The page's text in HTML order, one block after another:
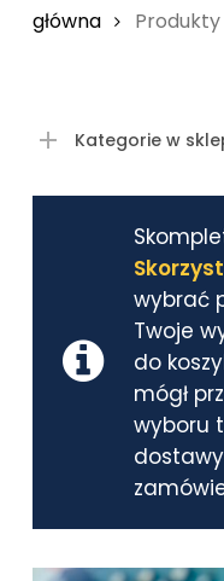
główna
Kategorie w
wybrać
Twoje
do
mógł
wyboru